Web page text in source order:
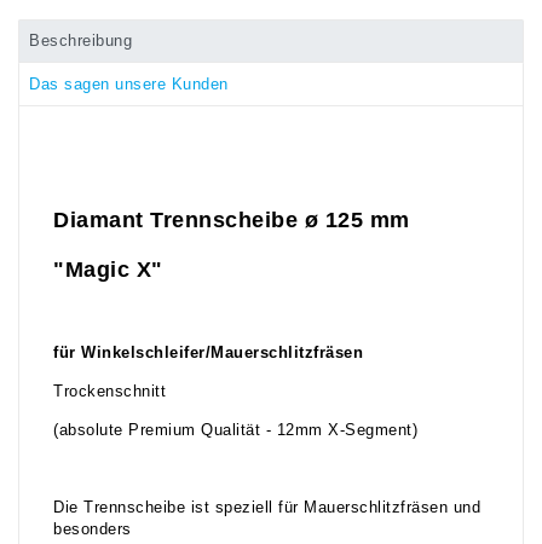
Beschreibung
Das sagen unsere Kunden
Diamant Trennscheibe ø 125 mm
"Magic X"
für Winkelschleifer/Mauerschlitzfräsen
Trockenschnitt
(absolute Premium Qualität - 12mm X-Segment)
Die Trennscheibe ist speziell für Mauerschlitzfräsen und
besonders